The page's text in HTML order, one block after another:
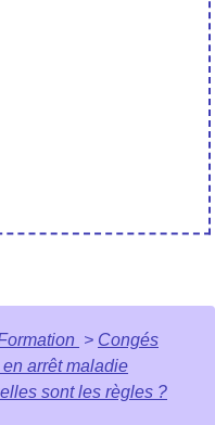
> Congés
arrêt maladie
sont les règles ?